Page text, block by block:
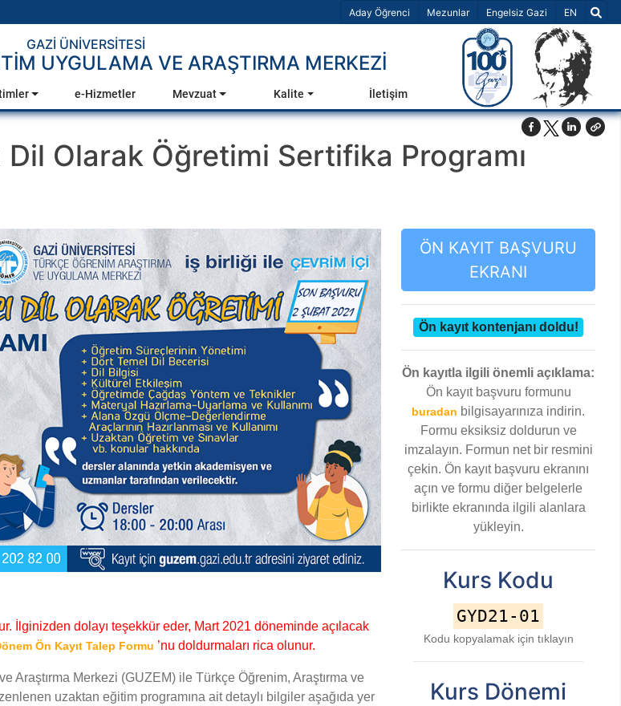
Aday Öğrenci Mezunlar Engelsiz Gazi Dil Seçiniz
EN
GAZİ ÜNİVERSİTESİ
UYGULAMA VE ARAŞTIRMA MERKEZİ
e-Hizmetler Mevzuat Kalite İletişim
Dil Olarak Öğretimi Sertifika Programı
İlginizden dolayı teşekkür eder, Mart 2021 döneminde açılacak
Ön Kayıt Talep Formu ’nu doldurmaları rica olunur.
Araştırma Merkezi (GUZEM) ile Türkçe Öğrenim, Araştırma ve
uzaktan eğitim programına ait detaylı bilgiler aşağıda yer
ÖN KAYIT BAŞVURU
EKRANI
Ön kayıt kontenjanı doldu!
Ön kayıtla ilgili önemli açıklama:
Ön kayıt başvuru formunu
buradan bilgisayarınıza indirin.
Formu eksiksiz doldurun ve
imzalayın. Formun net bir resmini
çekin. Ön kayıt başvuru ekranını
açın ve formu diğer belgelerle
birlikte ekranında ilgili alanlara
yükleyin.
Kurs Kodu
GYD21-01
Kodu kopyalamak için tıklayın
Kurs Dönemi